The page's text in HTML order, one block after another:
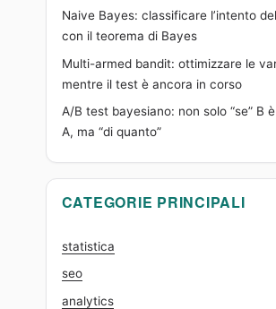
Naive Bayes: classificare l’intento
con il teorema di Bayes
Multi-armed bandit: ottimizzare le
mentre il test è ancora in corso
A/B test bayesiano: non solo “se” B
A, ma “di quanto”
CATEGORIE PRINCIPALI
statistica
seo
analytics